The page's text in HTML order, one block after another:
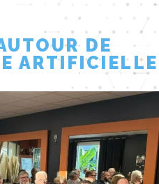
DE
ARTIFICIELLE